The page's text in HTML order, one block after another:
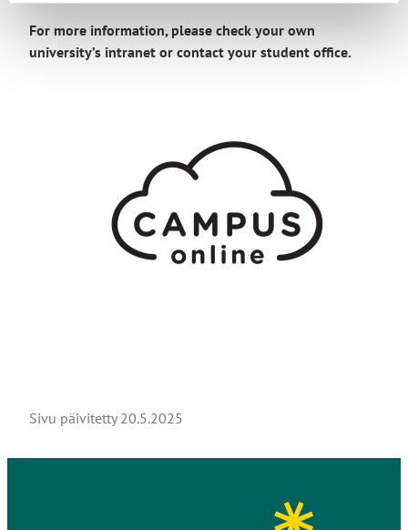
For more information, please check your own
university’s intranet or contact your student office.
Sivu päivitetty 20.5.2025